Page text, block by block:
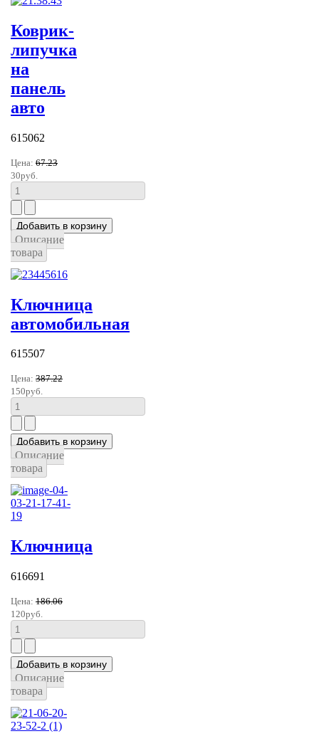
Коврик-
липучка
на
панель
авто
615062
Цена: 67.23
30руб.
Описание
товара
Ключница
автомобильная
615507
Цена: 387.22
150руб.
Описание
товара
Ключница
616691
Цена: 186.06
120руб.
Описание
товара